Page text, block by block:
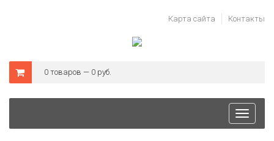
Карта сайта Контакты
0 товаров — 0 руб.
Toggle